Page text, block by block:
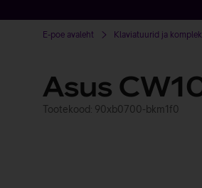
E-poe avaleht Klaviatuurid ja
Asus
Tootekood: 90xb0700-bkm1f0